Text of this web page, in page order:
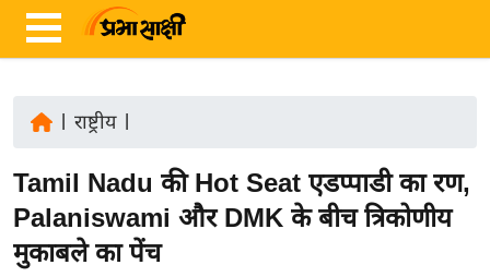
ज़ा
ख
र
राष्ट्रीय|
Tamil Nadu की Hot Seat एडप्पाडी का रण,
Palaniswami और DMK के बीच त्रिकोणीय
मुकाबले का पेंच